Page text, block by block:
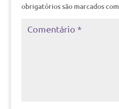
obrigatórios são marcados com